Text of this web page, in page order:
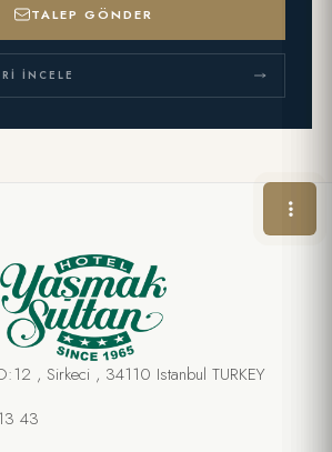
TALEP GÖNDER
İNCELE
Paketi
, Sirkeci , 34110 Istanbul TURKEY
43